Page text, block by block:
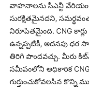
వాహ‌నాల‌ను సీఎన్జీ
సుర‌క్షిత‌మైన‌ద‌ని,
నిరూపిత‌మైంది. CNG కార్లు
ఉన్నప్పటికీ, అదనపు ధర
తిరిగి పొందవచ్చు. మీరు
సమీపంలోని అధికారిక CNG
గుర్తుంచుకోవలసిన కొన్ని